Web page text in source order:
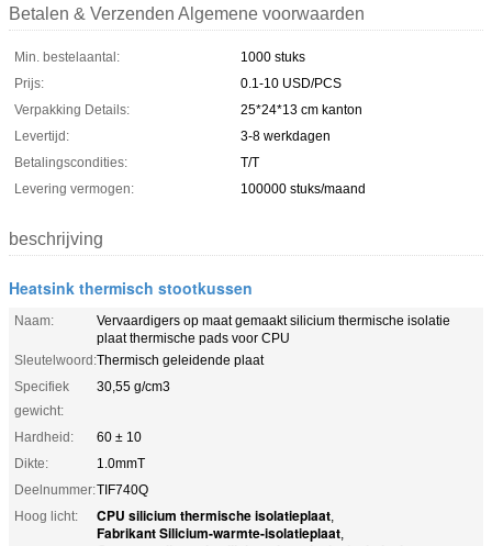
Betalen & Verzenden Algemene voorwaarden
Min. bestelaantal:
1000 stuks
Prijs:
0.1-10 USD/PCS
Verpakking Details:
25*24*13 cm kanton
Levertijd:
3-8 werkdagen
Betalingscondities:
T/T
Levering vermogen:
100000 stuks/maand
beschrijving
Heatsink thermisch stootkussen
Naam:
Vervaardigers op maat gemaakt silicium thermische isolatie
plaat thermische pads voor CPU
Sleutelwoord:Thermisch geleidende plaat
Specifiek
gewicht:
30,55 g/cm3
Hardheid:
60 ± 10
Dikte:
1.0mmT
Deelnummer:TIF740Q
Hoog licht:
CPU silicium thermische isolatieplaat,
Fabrikant Silicium-warmte-isolatieplaat,